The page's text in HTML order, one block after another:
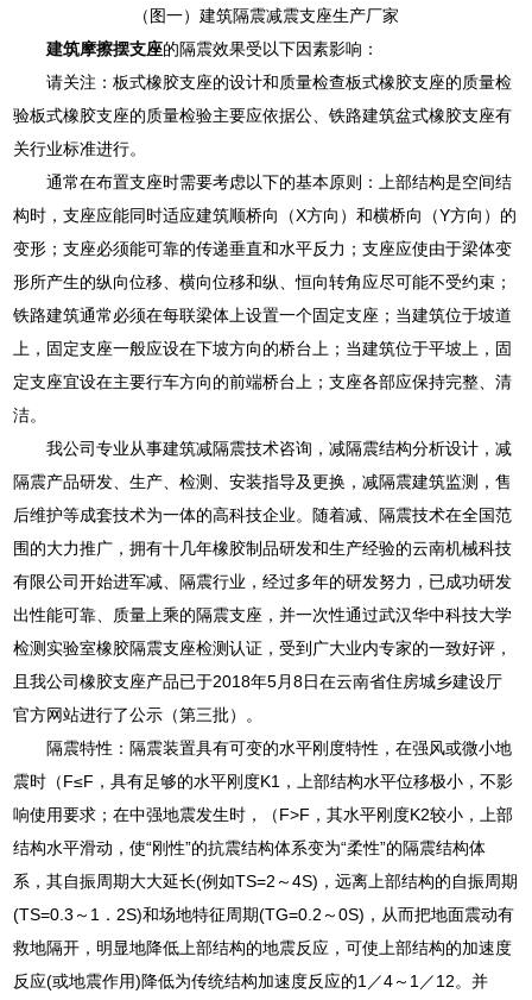
（图一）建筑隔震减震支座生产厂家
建筑摩擦摆支座的隔震效果受以下因素影响：
请关注：板式橡胶支座的设计和质量检查板式橡胶支座的质量检
验板式橡胶支座的质量检验主要应依据公、铁路建筑盆式橡胶支座有
关行业标准进行。
通常在布置支座时需要考虑以下的基本原则：上部结构是空间结
构时，支座应能同时适应建筑顺桥向（X方向）和横桥向（Y方向）的
变形；支座必须能可靠的传递垂直和水平反力；支座应使由于梁体变
形所产生的纵向位移、横向位移和纵、恒向转角应尽可能不受约束；
铁路建筑通常必须在每联梁体上设置一个固定支座；当建筑位于坡道
上，固定支座一般应设在下坡方向的桥台上；当建筑位于平坡上，固
定支座宜设在主要行车方向的前端桥台上；支座各部应保持完整、清
洁。
我公司专业从事建筑减隔震技术咨询，减隔震结构分析设计，减
隔震产品研发、生产、检测、安装指导及更换，减隔震建筑监测，售
后维护等成套技术为一体的高科技企业。随着减、隔震技术在全国范
围的大力推广，拥有十几年橡胶制品研发和生产经验的云南机械科技
有限公司开始进军减、隔震行业，经过多年的研发努力，已成功研发
出性能可靠、质量上乘的隔震支座，并一次性通过武汉华中科技大学
检测实验室橡胶隔震支座检测认证，受到广大业内专家的一致好评，
且我公司橡胶支座产品已于2018年5月8日在云南省住房城乡建设厅
官方网站进行了公示（第三批）。
隔震特性：隔震装置具有可变的水平刚度特性，在强风或微小地
震时（F≤F，具有足够的水平刚度K1，上部结构水平位移极小，不影
响使用要求；在中强地震发生时，（F>F，其水平刚度K2较小，上部
结构水平滑动，使“刚性”的抗震结构体系变为“柔性”的隔震结构体
系，其自振周期大大延长(例如TS=2～4S)，远离上部结构的自振周期
(TS=0.3～1．2S)和场地特征周期(TG=0.2～0S)，从而把地面震动有
救地隔开，明显地降低上部结构的地震反应，可使上部结构的加速度
反应(或地震作用)降低为传统结构加速度反应的1／4～1／12。并